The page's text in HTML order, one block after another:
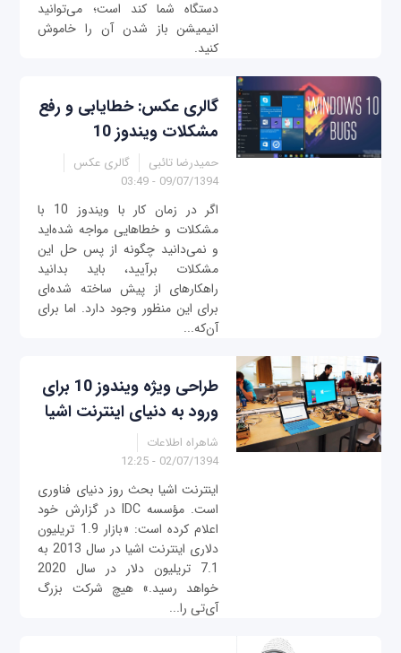
دستگاه شما کند است؛ می‌توانید
انیمیشن باز شدن آن را خاموش
کنید.
گالری عکس: خطایابی و رفع
مشکلات ویندوز 10
حمیدرضا تائبی
گالری عکس
09/07/1394 - 03:49
اگر در زمان کار با ویندوز 10 با
مشکلات و خطاهایی مواجه شده‌اید
و نمی‌دانید چگونه از پس حل این
مشکلات برآیید، باید بدانید
راهکارهای از پیش ساخته‌ شده‌ای
برای این منظور وجود دارد. اما برای
آن‌که...
طراحی ویژه ویندوز 10 برای
ورود به دنیای اینترنت‌ اشیا
شاهراه اطلاعات
02/07/1394 - 12:25
اینترنت ‌اشیا بحث روز دنیای فناوری
است. مؤسسه IDC در گزارش خود
اعلام کرده است: «بازار 1.9 تریلیون
دلاری اینترنت اشیا در سال 2013 به
7.1 تریلیون دلار در سال 2020
خواهد رسید.» هیچ شرکت بزرگ
آی‌تی را...